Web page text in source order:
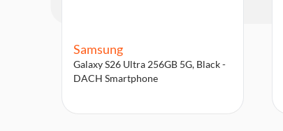
Samsung
Galaxy S26 Ultra 256GB 5G, Black -
DACH Smartphone